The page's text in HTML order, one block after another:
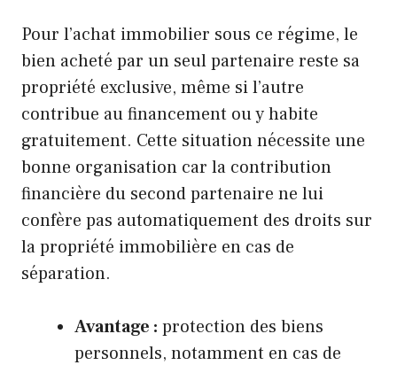
Pour l’achat immobilier sous ce régime, le
bien acheté par un seul partenaire reste sa
propriété exclusive, même si l’autre
contribue au financement ou y habite
gratuitement. Cette situation nécessite une
bonne organisation car la contribution
financière du second partenaire ne lui
confère pas automatiquement des droits sur
la propriété immobilière en cas de
séparation.
Avantage : protection des biens
personnels, notamment en cas de